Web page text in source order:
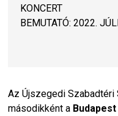
KONCERT
BEMUTATÓ: 2022.
Az Újszegedi Szabadtéri
másodikként a Budapest